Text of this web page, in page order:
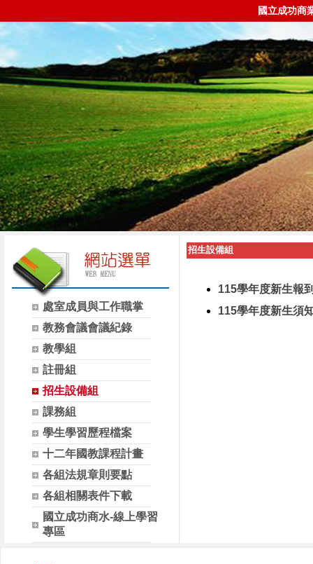
國立成功商
處室成員與工作職掌
教務會議會議紀錄
教學組
註冊組
招生設備組
課務組
學生學習歷程檔案
十二年國教課程計畫
各組法規章則要點
各組相關表件下載
國立成功商水-線上學習
專區
招生設備組
115學年度新生報
115學年度新生須